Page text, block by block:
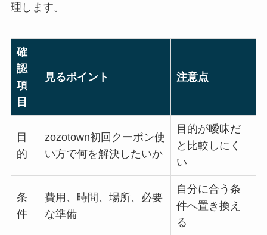
理します。
確
認
項
目
見るポイント 注意点
目
的
zozotown初回クーポン使
い方で何を解決したいか
目的が曖昧だ
と比較しにく
い
条
件
費用、時間、場所、必要
な準備
自分に合う条
件へ置き換え
る